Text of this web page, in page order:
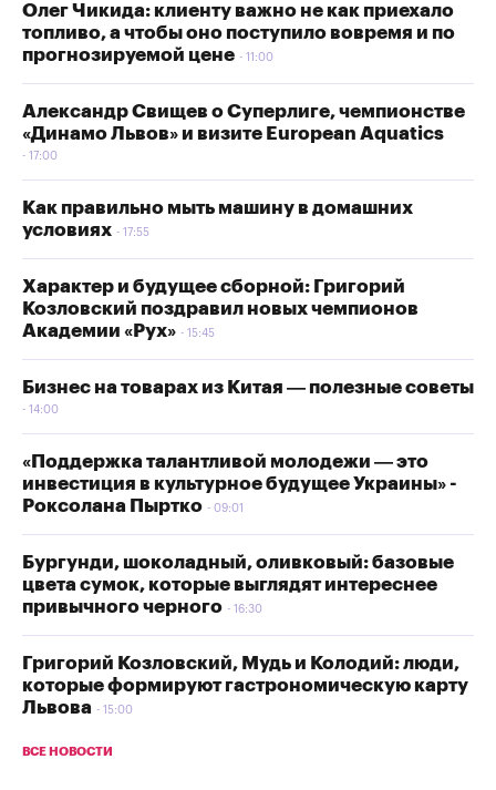
Олег Чикида: клиенту важно не как приехало
топливо, а чтобы оно поступило вовремя и по
прогнозируемой цене
11:00
Александр Свищев о Суперлиге, чемпионстве
«Динамо Львов» и визите European Aquatics
17:00
Как правильно мыть машину в домашних
условиях
17:55
Характер и будущее сборной: Григорий
Козловский поздравил новых чемпионов
Академии «Рух»
15:45
Бизнес на товарах из Китая — полезные советы
14:00
«Поддержка талантливой молодежи — это
инвестиция в культурное будущее Украины» -
Роксолана Пыртко
09:01
Бургунди, шоколадный, оливковый: базовые
цвета сумок, которые выглядят интереснее
привычного черного
16:30
Григорий Козловский, Мудь и Колодий: люди,
которые формируют гастрономическую карту
Львова
15:00
ВСЕ НОВОСТИ